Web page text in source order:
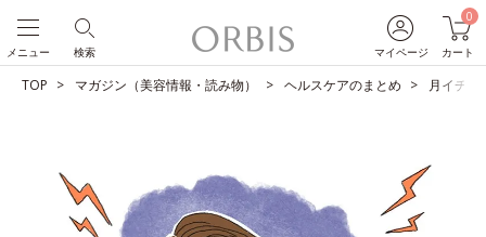
マイページ
0
カート
検索
メニュー
TOP マガジン（美容情報・読み物） ヘルスケアのまとめ 月イチ